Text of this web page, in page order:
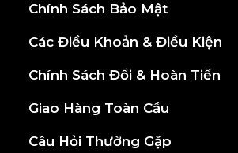
Chính Sách Bảo Mật
Các Điều Khoản & Điều Kiện
Chính Sách Đổi & Hoàn Tiền
Giao Hàng Toàn Cầu
Câu Hỏi Thường Gặp